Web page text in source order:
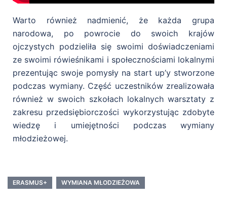
Warto również nadmienić, że każda grupa
narodowa, po powrocie do swoich krajów
ojczystych podzieliła się swoimi doświadczeniami
ze swoimi rówieśnikami i społecznościami lokalnymi
prezentując swoje pomysły na start up’y stworzone
podczas wymiany. Część uczestników zrealizowała
również w swoich szkołach lokalnych warsztaty z
zakresu przedsiębiorczości wykorzystując zdobyte
wiedzę i umiejętności podczas wymiany
młodzieżowej.
ERASMUS+ WYMIANA MŁODZIEŻOWA